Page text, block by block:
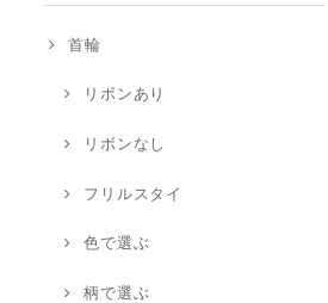
首輪
リボンあり
リボンなし
フリルスタイ
色で選ぶ
柄で選ぶ